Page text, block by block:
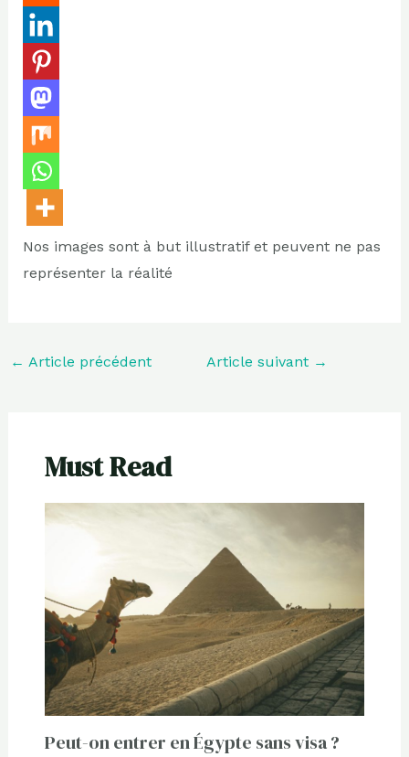
Nos images sont à but illustratif et peuvent ne pas
représenter la réalité
← Article précédent Article suivant →
Must Read
Peut-on entrer en Égypte sans visa ?